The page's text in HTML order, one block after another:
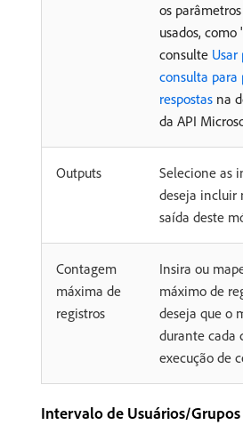
os
usados, como
consulte Usar
consulta para
respostas na
da API
Outputs
Selecione as
deseja incluir
saída deste
Contagem
máxima de
registros
Insira ou
máximo de
deseja que o
durante cada
execução de
Intervalo de Usuários/Grupos